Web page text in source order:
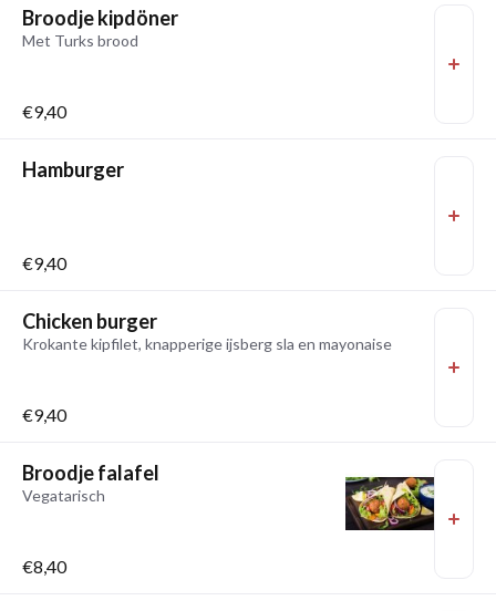
Broodje kipdöner
Met Turks brood
€9,40
Hamburger
€9,40
Chicken burger
Krokante kipfilet, knapperige ijsberg sla en mayonaise
€9,40
Broodje falafel
Vegatarisch
€8,40